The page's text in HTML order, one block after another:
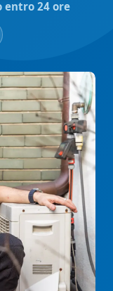
24 ore